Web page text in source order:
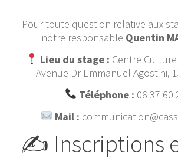
Pour toute question relative aux
notre responsable Quentin
Lieu du stage : Centre
Avenue Dr Emmanuel Agostini,
Téléphone : 06 37 60
Mail :
✍️ Inscriptions